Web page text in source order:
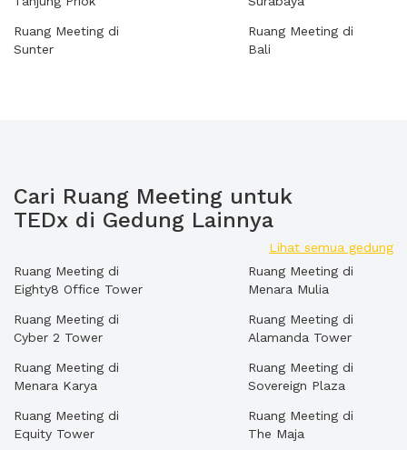
Ruang Meeting di
Sunter
Ruang Meeting di
Bali
Cari Ruang Meeting untuk
TEDx di Gedung Lainnya
Lihat semua gedung
Ruang Meeting di
Eighty8 Office Tower
Ruang Meeting di
Cyber 2 Tower
Ruang Meeting di
Menara Karya
Ruang Meeting di
Equity Tower
Ruang Meeting di
Menara Mulia
Ruang Meeting di
Alamanda Tower
Ruang Meeting di
Sovereign Plaza
Ruang Meeting di
The Maja